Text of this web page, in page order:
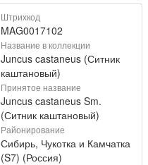
Штрихкод
MAG0017102
Название в коллекции
Juncus castaneus (Ситник
каштановый)
Принятое название
Juncus castaneus Sm.
(Ситник каштановый)
Районирование
Сибирь, Чукотка и Камчатка
(S7) (Россия)